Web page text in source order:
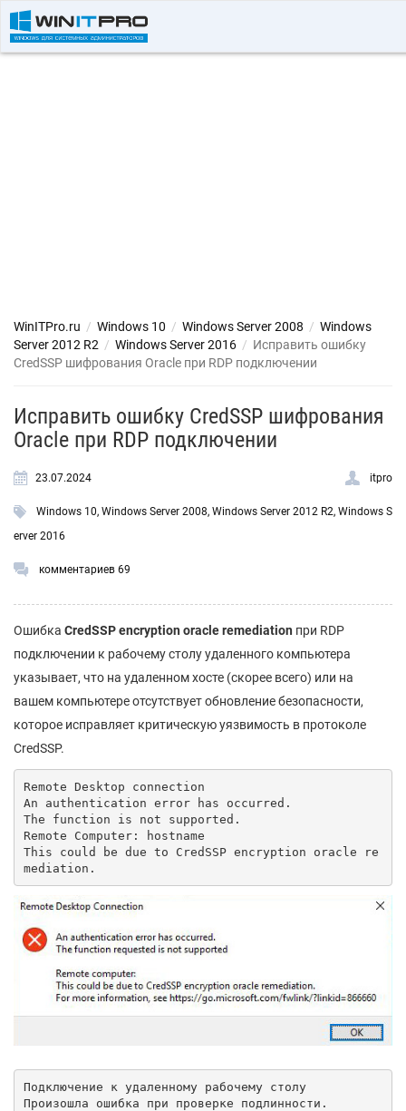
WinITPro.ru / Windows 10 / Windows Server 2008 / Windows
Server 2012 R2 / Windows Server 2016 / Исправить ошибку
CredSSP шифрования Oracle при RDP подключении
Исправить ошибку CredSSP шифрования
Oracle при RDP подключении
23.07.2024 itpro
Windows 10, Windows Server 2008, Windows Server 2012 R2, Windows S
erver 2016
комментариев 69
Ошибка CredSSPencryption oracleremediation при RDP
подключении к рабочему столу удаленного компьютера
указывает, что на удаленном хосте (скорее всего) или на
вашем компьютере отсутствует обновление безопасности,
которое исправляет критическую уязвимость в протоколе
CredSSP.
Remote Desktop connection
An authentication error has occurred.
The function is not supported.
Remote Computer: hostname
This could be due to CredSSP encryption oracle re
mediation.
Подключение к удаленному рабочему столу
Произошла ошибка при проверке подлинности.